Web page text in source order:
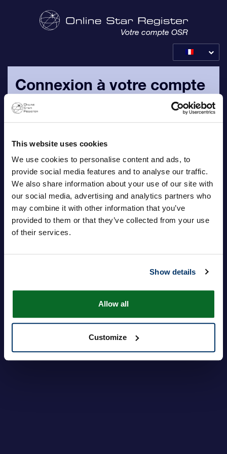
This website uses cookies
We use cookies to personalise content and ads, to
provide social media features and to analyse our traffic.
We also share information about your use of our site with
our social media, advertising and analytics partners who
may combine it with other information that you’ve
provided to them or that they’ve collected from your use
of their services.
Show details
Allow all
Customize
Votre compte OSR
Connexion à votre compte
OSR
Adresse e-mail
Mot de passe
Mot de passe oublié ?
Login